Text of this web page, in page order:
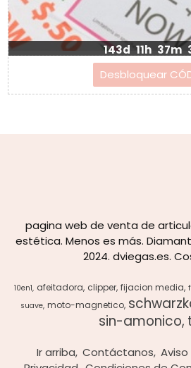
143d 11h 37m
pagina web de venta de
estética. Menos es más.
2024. dviegas.es.
10en1 afeitadora clipper fijacion media
suave moto-magnetico
sin-amonico
Ir arriba Contáctanos Aviso